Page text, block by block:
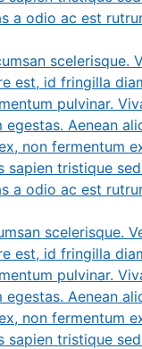
a odio ac est
est, id fringilla
pulvinar.
Aenean
non fermentum
tristique
a odio ac est
scelerisque.
est, id fringilla
pulvinar.
Aenean
non fermentum
tristique